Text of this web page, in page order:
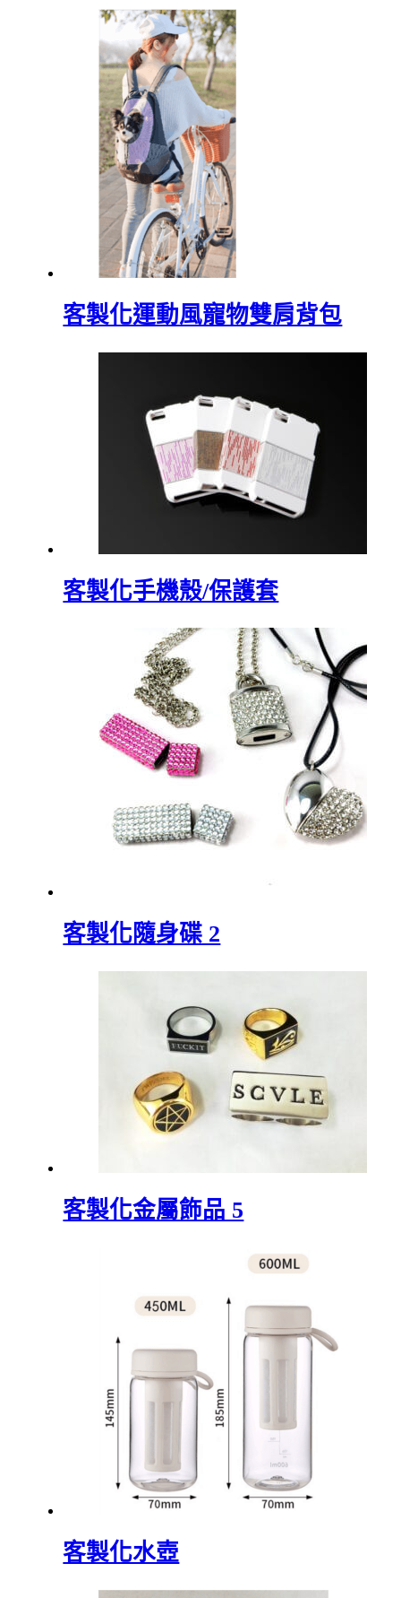
客製化運動風寵物雙肩背包
客製化手機殼/保護套
客製化隨身碟 2
客製化金屬飾品 5
客製化水壺